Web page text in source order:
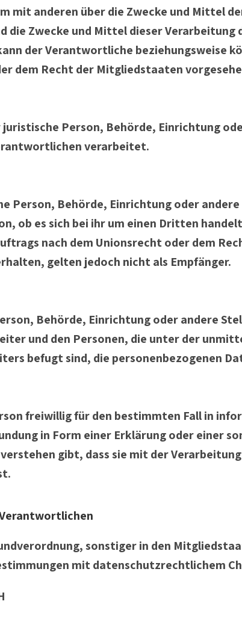
mit anderen über die Zwecke und Mittel
die Zwecke und Mittel dieser Verarbeitung
der Verantwortliche beziehungsweise
dem Recht der Mitgliedstaaten
Person, Behörde, Einrichtung
verarbeitet.
Person, Behörde, Einrichtung oder
ob es sich bei ihr um einen Dritten
nach dem Unionsrecht oder dem
gelten jedoch nicht als Empfänger.
Behörde, Einrichtung oder andere
und den Personen, die unter der
befugt sind, die personenbezogenen
freiwillig für den bestimmten Fall in
in Form einer Erklärung oder einer
gibt, dass sie mit der
sonstiger in den
mit datenschutzrechtlichem